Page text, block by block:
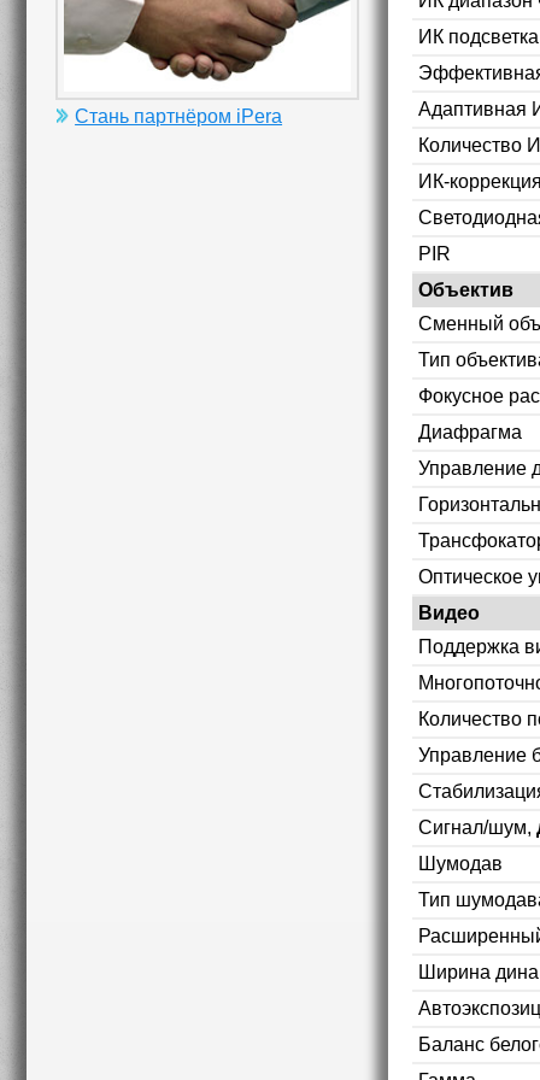
Стань партнёром iPera
ИК подсветка
Адаптивная
Количество
ИК-
PIR
Объектив
Сменный
Тип
Фокусное
Диафрагма
Управление
Оптическое
Видео
Поддержка
Количество
Управление
Сигнал/шум,
Шумодав
Тип
Ширина
Баланс